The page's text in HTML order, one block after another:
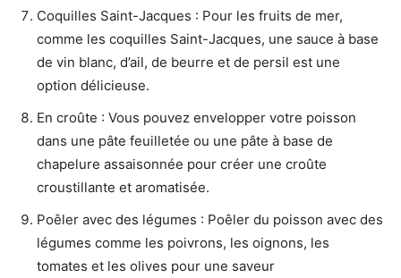
Coquilles Saint-Jacques : Pour les fruits de mer,
comme les coquilles Saint-Jacques, une sauce à base
de vin blanc, d’ail, de beurre et de persil est une
option délicieuse.
En croûte : Vous pouvez envelopper votre poisson
dans une pâte feuilletée ou une pâte à base de
chapelure assaisonnée pour créer une croûte
croustillante et aromatisée.
Poêler avec des légumes : Poêler du poisson avec des
légumes comme les poivrons, les oignons, les
tomates et les olives pour une saveur